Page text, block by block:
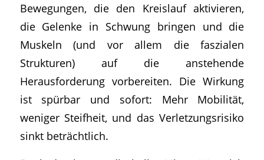
Bewegungen, die den Kreislauf aktivieren,
die Gelenke in Schwung bringen und die
Muskeln (und vor allem die faszialen
Strukturen) auf die anstehende
Herausforderung vorbereiten. Die Wirkung
ist spürbar und sofort: Mehr Mobilität,
weniger Steifheit, und das Verletzungsrisiko
sinkt beträchtlich.